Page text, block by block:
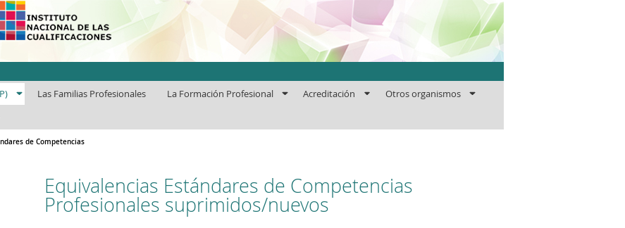
Nacional de las Cualificaciones
Las Familias Profesionales La Formación Profesional Acreditación Otros organismos
de Competencias
Equivalencias Estándares de Competencias
Profesionales suprimidos/nuevos